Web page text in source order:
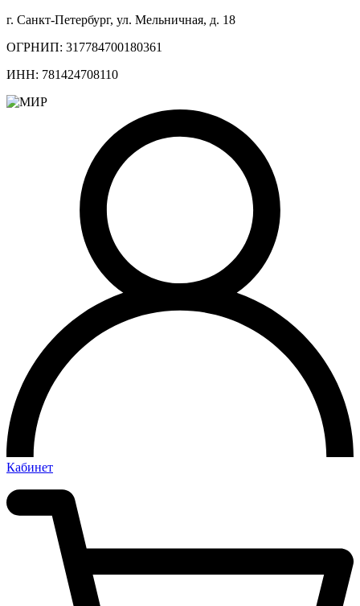
г. Санкт-Петербург, ул. Мельничная, д. 18
ОГРНИП: 317784700180361
ИНН: 781424708110
Кабинет